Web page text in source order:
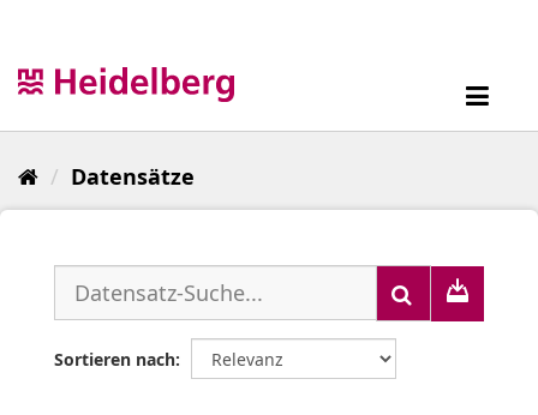
Datensätze
Sortieren nach